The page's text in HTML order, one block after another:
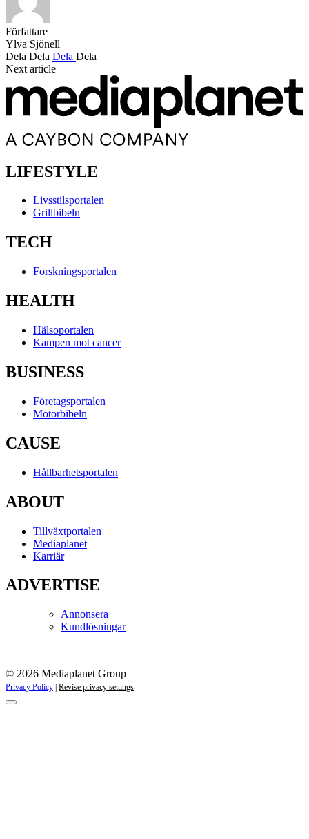
Författare
Ylva Sjönell
Dela Dela Dela Dela
Next article
LIFESTYLE
Livsstilsportalen
Grillbibeln
TECH
Forskningsportalen
HEALTH
Hälsoportalen
Kampen mot cancer
BUSINESS
Företagsportalen
Motorbibeln
CAUSE
Hållbarhetsportalen
ABOUT
Tillväxtportalen
Mediaplanet
Karriär
ADVERTISE
Annonsera
Kundlösningar
© 2026 Mediaplanet Group
Privacy Policy Revise privacy settings